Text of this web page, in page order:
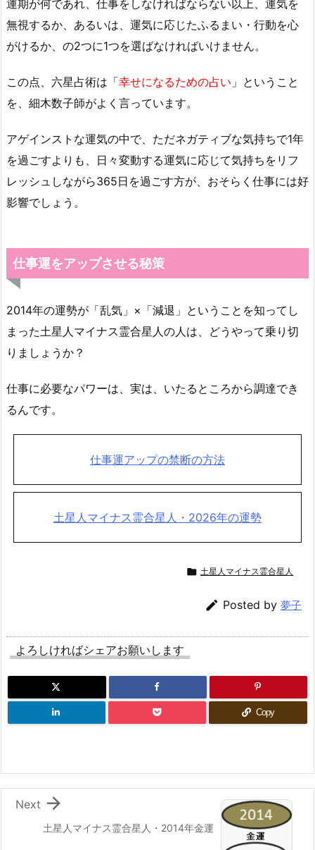
運期が何であれ、仕事をしなければならない以上、運気を
無視するか、あるいは、運気に応じたふるまい・行動を心
がけるか、の2つに1つを選ばなければいけません。
この点、六星占術は「幸せになるための占い 」ということ
を、細木数子師がよく言っています。
アゲインストな運気の中で、ただネガティブな気持ちで1年
を過ごすよりも、日々変動する運気に応じて気持ちをリフ
レッシュしながら365日を過ごす方が、おそらく仕事には好
影響でしょう。
仕事運をアップさせる秘策
2014年の運勢が「乱気」×「減退」ということを知ってし
まった土星人マイナス霊合星人の人は、どうやって乗り切
りましょうか？
仕事に必要なパワーは、実は、いたるところから調達でき
るんです。
仕事運アップの禁断の方法
土星人マイナス霊合星人・2026年の運勢
 土星人マイナス霊合星人
 Posted by 夢子
よろしければシェアお願いします
Copy
土星人マイナス霊合星人・2014年金運

Next